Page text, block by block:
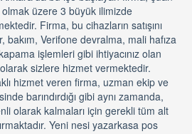
üzere 3 büyük ilimizde
Firma, bu cihazların satışını
bakım, Verifone devralma, mali hafıza
işlemleri gibi ihtiyacınız olan
sizlere hizmet vermektedir.
hizmet veren firma, uzman ekip ve
barındırdığı gibi aynı zamanda,
olarak kalmaları için gerekli tüm alt
Yeni nesi yazarkasa pos